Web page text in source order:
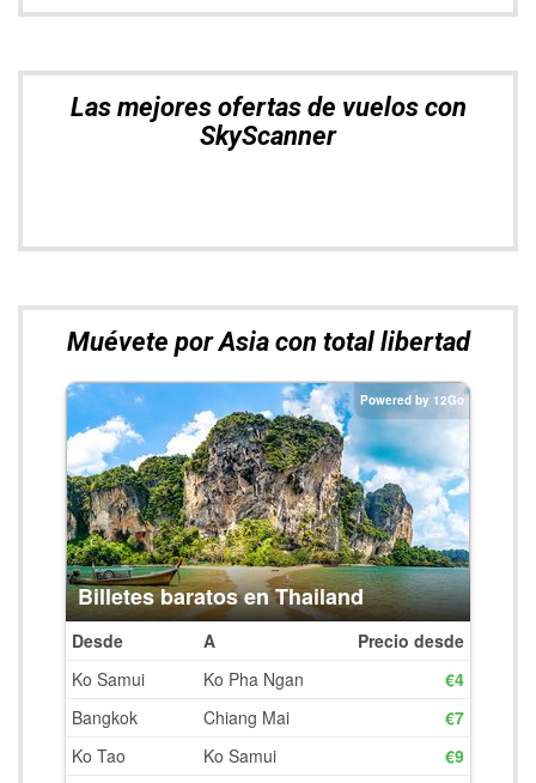
Las mejores ofertas de vuelos con
SkyScanner
Muévete por Asia con total libertad